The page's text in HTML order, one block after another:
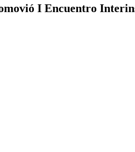
I Encuentro